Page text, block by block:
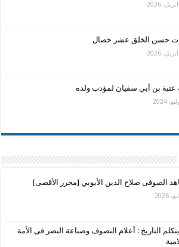
حسن الخلق عشر خصال
عتبة بن أبي سفيان لمؤدب ولده
الصوفى صلاح الدين الأيوبي [محرر الأقصى]
التاريخ : أعلام التصوف وصناعة النصر فى الأمة